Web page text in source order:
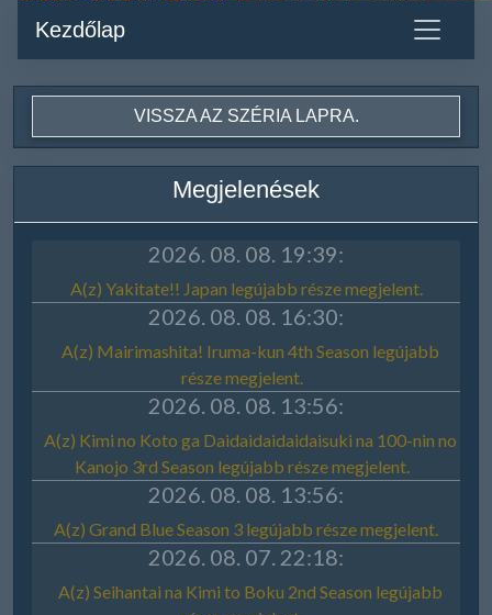
Kezdőlap
VISSZA AZ SZÉRIA LAPRA.
Megjelenések